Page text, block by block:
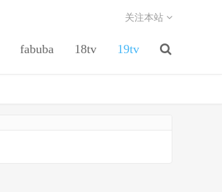
fabuba 18tv 19tv
关注本站